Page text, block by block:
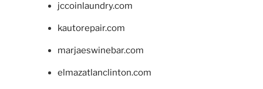
jccoinlaundry.com
kautorepair.com
marjaeswinebar.com
elmazatlanclinton.com